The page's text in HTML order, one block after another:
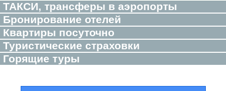
ТАКСИ, трансферы в аэропорты
Бронирование отелей
Квартиры посуточно
Туристические страховки
Горящие туры